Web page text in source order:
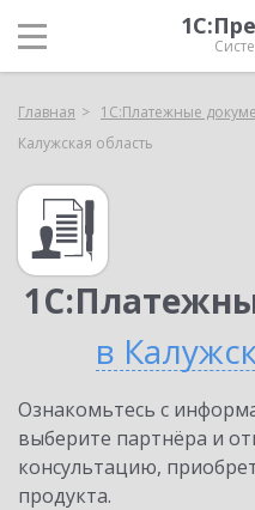
Главная 1С:Платежные
Калужская область
в
Ознакомьтесь с
выберите партнёра и
консультацию,
продукта.